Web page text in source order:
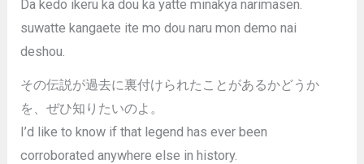
Da kedo ikeru ka dou ka yatte minakya narimasen.
suwatte kangaete ite mo dou naru mon demo nai
deshou.
その伝説が過去に裏付けられたことがあるかどうか
を、ぜひ知りたいのよ。
I’d like to know if that legend has ever been
corroborated anywhere else in history.